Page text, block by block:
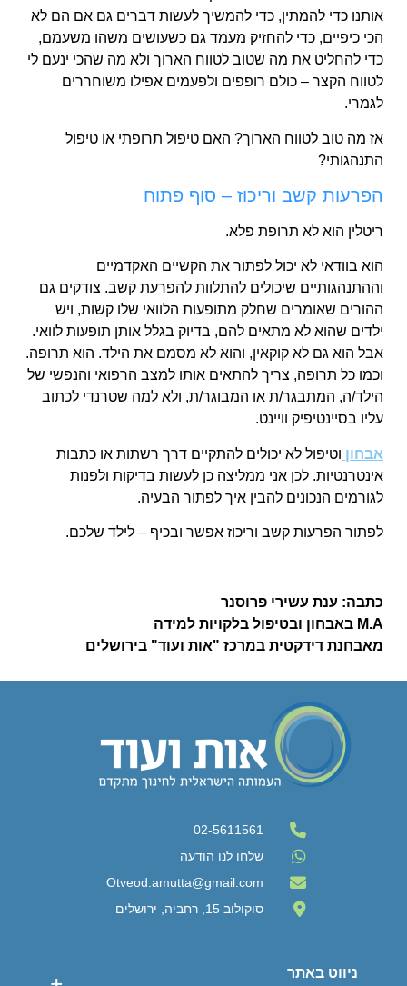
אותנו כדי להמתין, כדי להמשיך לעשות דברים גם אם הם לא
הכי כיפיים, כדי להחזיק מעמד גם כשעושים משהו משעמם,
כדי להחליט את מה שטוב לטווח הארוך ולא מה שהכי ינעם לי
לטווח הקצר – כולם רופפים ולפעמים אפילו משוחררים
לגמרי.
אז מה טוב לטווח הארוך? האם טיפול תרופתי או טיפול
התנהגותי?
הפרעות קשב וריכוז – סוף פתוח
ריטלין הוא לא תרופת פלא.
הוא בוודאי לא יכול לפתור את הקשיים האקדמיים
וההתנהגותיים שיכולים להתלוות להפרעת קשב. צודקים גם
ההורים שאומרים שחלק מתופעות הלוואי שלו קשות, ויש
ילדים שהוא לא מתאים להם, בדיוק בגלל אותן תופעות לוואי.
אבל הוא גם לא קוקאין, והוא לא מסמם את הילד. הוא תרופה.
וכמו כל תרופה, צריך להתאים אותו למצב הרפואי והנפשי של
הילד/ה, המתבגר/ת או המבוגר/ת, ולא למה שטרנדי לכתוב
עליו בסיינטיפיק וויינט.
אבחון וטיפול לא יכולים להתקיים דרך רשתות או כתבות
אינטרנטיות. לכן אני ממליצה כן לעשות בדיקות ולפנות
לגורמים הנכונים להבין איך לפתור הבעיה.
לפתור הפרעות קשב וריכוז אפשר ובכיף – לילד שלכם.
כתבה: ענת עשירי פרוסנר
M.A באבחון ובטיפול בלקויות למידה
מאבחנת דידקטית במרכז "אות ועוד" בירושלים
02-5611561
שלחו לנו הודעה
Otveod.amutta@gmail.com
סוקולוב 15, רחביה, ירושלים
ניווט באתר